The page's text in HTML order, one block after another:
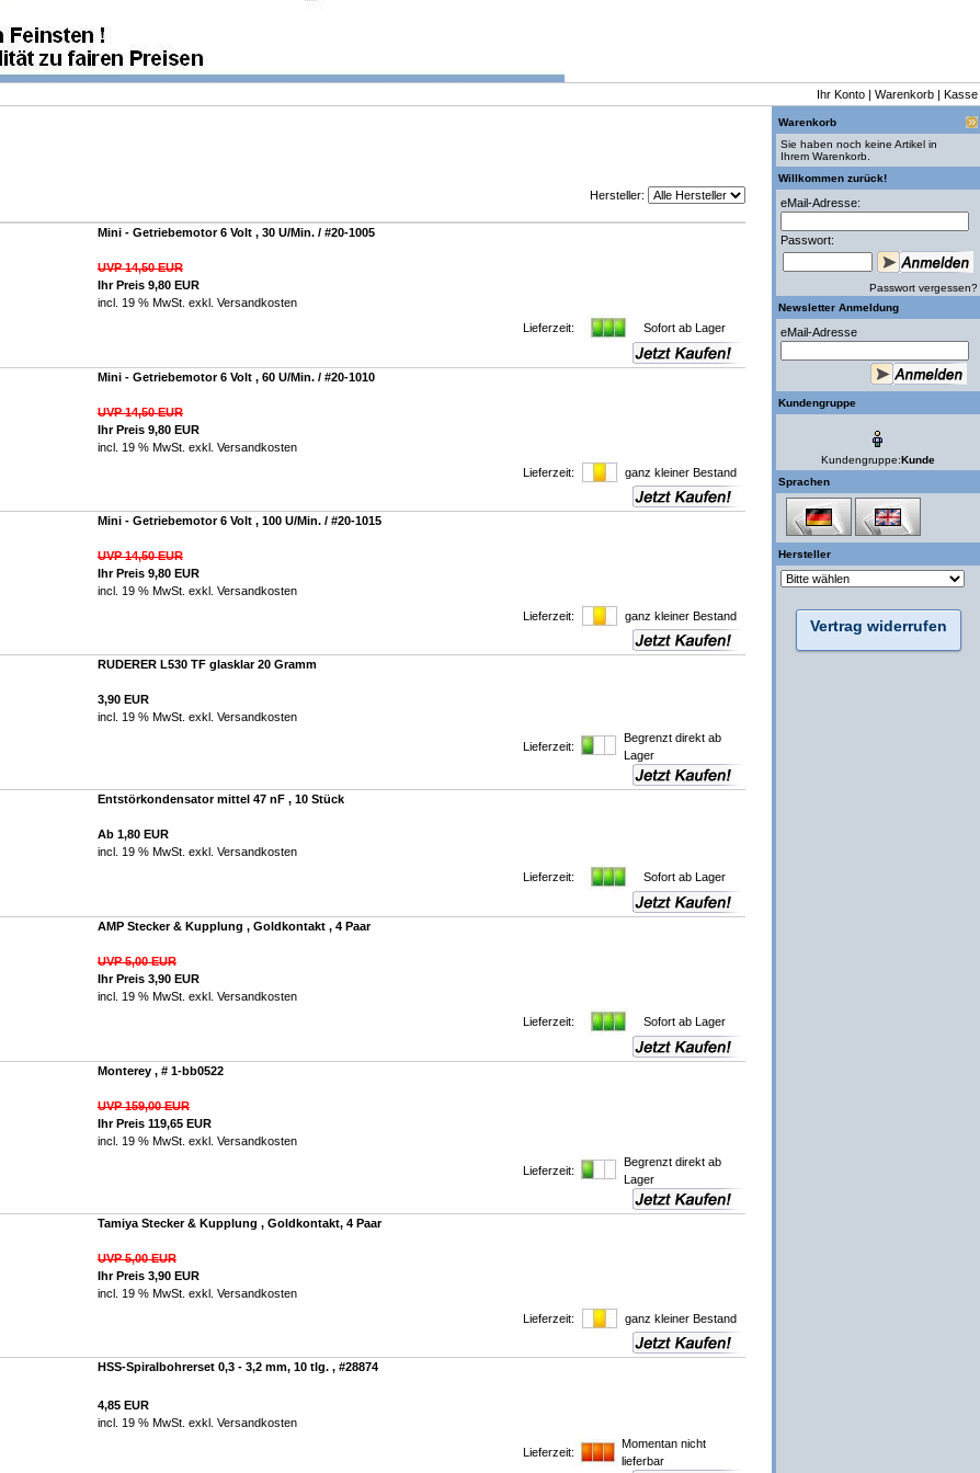
Ihr Konto | Warenkorb | Kasse
Hersteller:
Mini - Getriebemotor 6 Volt , 30 U/Min. / #20-1005
UVP 14,50 EUR
Ihr Preis 9,80 EUR
incl. 19 % MwSt. exkl. Versandkosten
Lieferzeit:
Sofort ab Lager
Mini - Getriebemotor 6 Volt , 60 U/Min. / #20-1010
UVP 14,50 EUR
Ihr Preis 9,80 EUR
incl. 19 % MwSt. exkl. Versandkosten
Lieferzeit:
ganz kleiner Bestand
Mini - Getriebemotor 6 Volt , 100 U/Min. / #20-1015
UVP 14,50 EUR
Ihr Preis 9,80 EUR
incl. 19 % MwSt. exkl. Versandkosten
Lieferzeit:
ganz kleiner Bestand
RUDERER L530 TF glasklar 20 Gramm
3,90 EUR
incl. 19 % MwSt. exkl. Versandkosten
Lieferzeit:
Begrenzt direkt ab
Lager
Entstörkondensator mittel 47 nF , 10 Stück
Ab 1,80 EUR
incl. 19 % MwSt. exkl. Versandkosten
Lieferzeit:
Sofort ab Lager
AMP Stecker & Kupplung , Goldkontakt , 4 Paar
UVP 5,00 EUR
Ihr Preis 3,90 EUR
incl. 19 % MwSt. exkl. Versandkosten
Lieferzeit:
Sofort ab Lager
Monterey , # 1-bb0522
UVP 159,00 EUR
Ihr Preis 119,65 EUR
incl. 19 % MwSt. exkl. Versandkosten
Lieferzeit:
Begrenzt direkt ab
Lager
Tamiya Stecker & Kupplung , Goldkontakt, 4 Paar
UVP 5,00 EUR
Ihr Preis 3,90 EUR
incl. 19 % MwSt. exkl. Versandkosten
Lieferzeit:
ganz kleiner Bestand
HSS-Spiralbohrerset 0,3 - 3,2 mm, 10 tlg. , #28874
4,85 EUR
incl. 19 % MwSt. exkl. Versandkosten
Lieferzeit:
Momentan nicht
lieferbar
Warenkorb
Sie haben noch keine Artikel in
Ihrem Warenkorb.
Willkommen zurück!
eMail-Adresse:
Passwort:
Passwort vergessen?
Newsletter Anmeldung
eMail-Adresse
Kundengruppe
Kundengruppe:Kunde
Sprachen
Hersteller
Vertrag widerrufen